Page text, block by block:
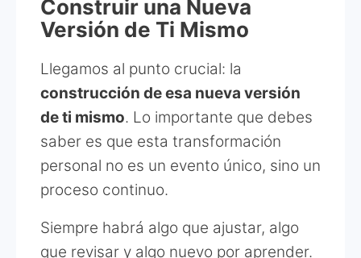
Construir una Nueva
Versión de Ti Mismo
Llegamos al punto crucial: la
construcción de esa nueva versión
de ti mismo. Lo importante que debes
saber es que esta transformación
personal no es un evento único, sino un
proceso continuo.
Siempre habrá algo que ajustar, algo
que revisar y algo nuevo por aprender.